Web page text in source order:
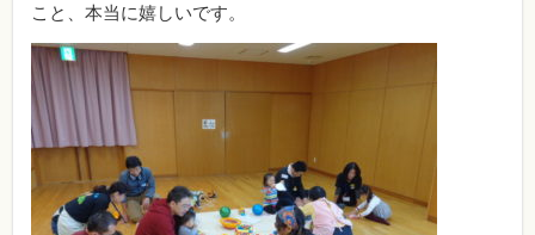
こと、本当に嬉しいです。